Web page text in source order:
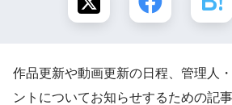
作品更新や動画更新の日程、管理人
ントについてお知らせするための記事